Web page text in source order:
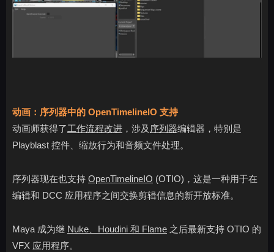
动画：序列器中的 OpenTimelineIO 支持
动画师获得了工作流程改进 ，涉及 序列器编辑器，特别是
Playblast 控件、缩放行为和音频文件处理。
序列器现在也支持 OpenTimelineIO (OTIO)，这是一种用于在
编辑和 DCC 应用程序之间交换剪辑信息的新开放标准。
Maya 成为继 Nuke、Houdini 和 Flame 之后最新支持 OTIO 的
VFX 应用程序。